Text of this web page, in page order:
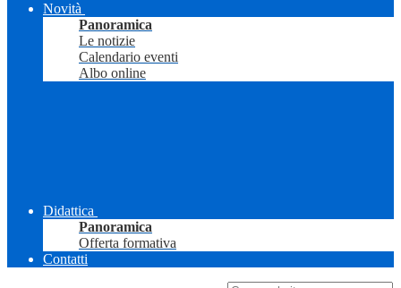
Novità
Panoramica
Le notizie
Calendario eventi
Albo online
Didattica
Panoramica
Offerta formativa
Contatti